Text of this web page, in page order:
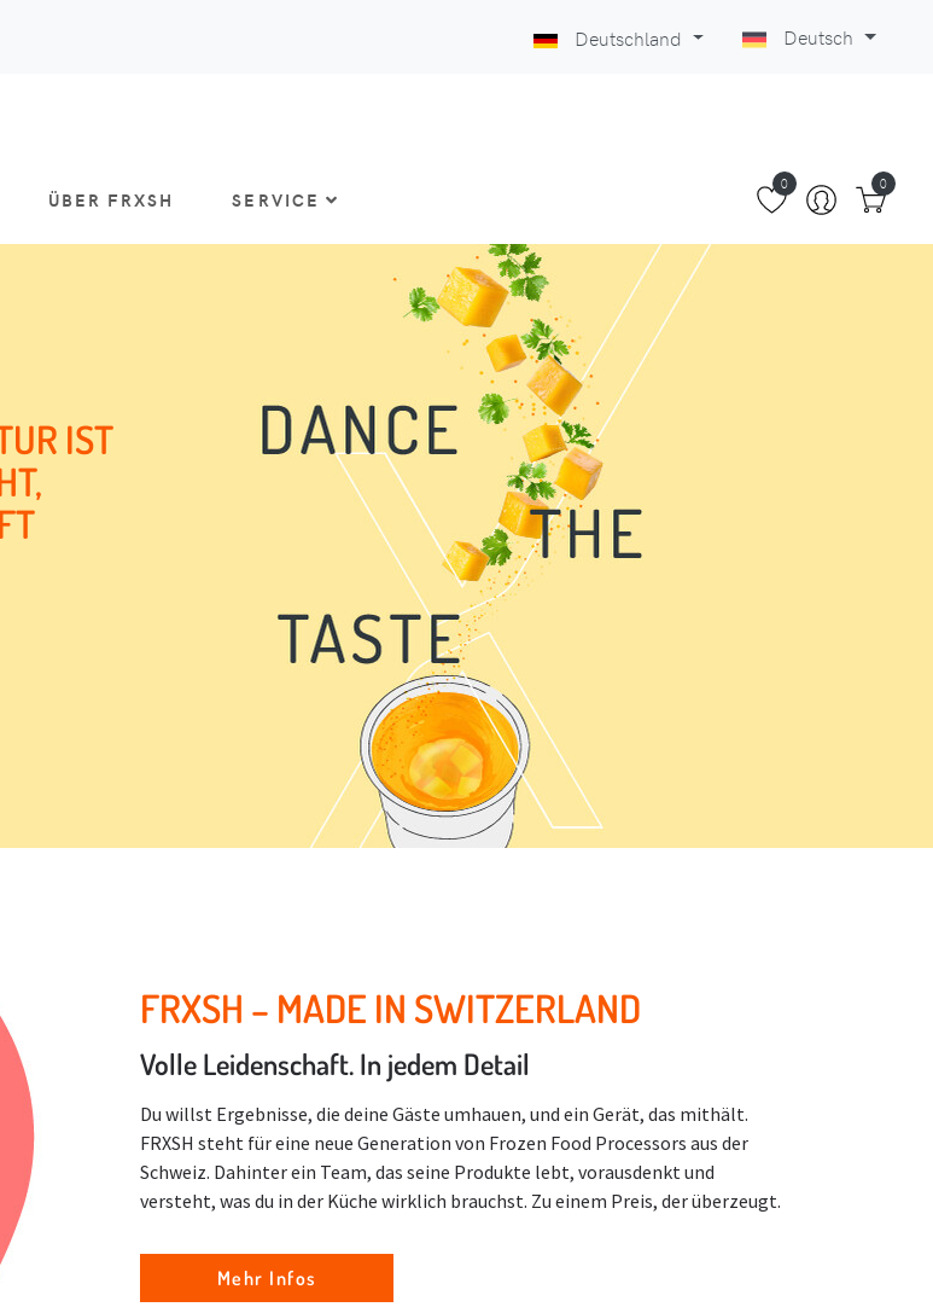
Deutschland Deutsch
ÜBER FRXSH SERVICE
0 0
IST
FRXSH – MADE IN SWITZERLAND
Volle Leidenschaft. In jedem Detail
Du willst Ergebnisse, die deine Gäste umhauen, und ein Gerät, das mithält.
FRXSH steht für eine neue Generation von Frozen Food Processors aus der
Schweiz. Dahinter ein Team, das seine Produkte lebt, vorausdenkt und
versteht, was du in der Küche wirklich brauchst. Zu einem Preis, der überzeugt.
Mehr Infos